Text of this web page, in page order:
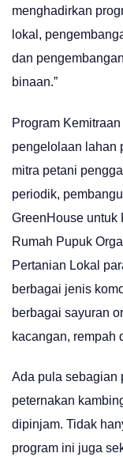
menghadirkan
lokal,
dan
binaan.”
Program
pengelolaan lahan
mitra petani
periodik,
GreenHouse untuk
Rumah Pupuk
Pertanian Lokal
berbagai jenis
berbagai sayuran
kacangan, rempah
Ada pula sebagian
peternakan
dipinjam. Tidak
program ini juga